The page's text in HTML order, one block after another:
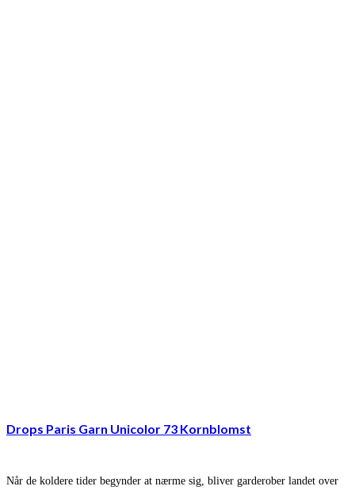
Drops Paris Garn Unicolor 73 Kornblomst
Når de koldere tider begynder at nærme sig, bliver garderober landet over